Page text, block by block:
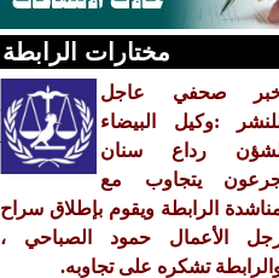
مختارات الرابطة
صحفي عاجل
:وكيل البيضاء
رداع سنان
يتجاوب مع
الرابطة ويقوم بإطلاق سراح
الأعمال حمود الصباحي ،
تشكره على تجاوبه.